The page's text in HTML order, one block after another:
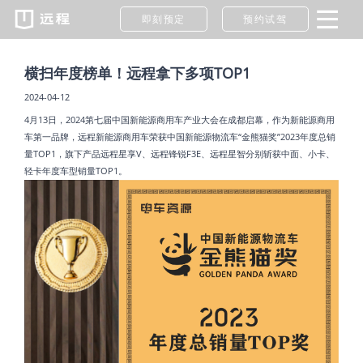
即刻预定 预约试驾
横扫年度榜单！远程拿下多项TOP1
2024-04-12
4月13日，2024第七届中国新能源商用车产业大会在成都启幕，作为新能源商用
车第一品牌，远程新能源商用车荣获中国新能源物流车“金熊猫奖”2023年度总销
量TOP1，旗下产品远程星享V、远程锋锐F3E、远程星智分别斩获中面、小卡、
轻卡年度车型销量TOP1。